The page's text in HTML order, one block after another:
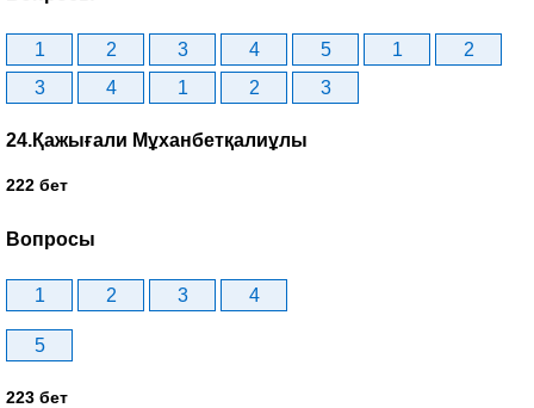
1 2 3 4 5 1
2
3
4 1 2 3
24.Қажығали Мұханбетқалиұлы
222 бет
Вопросы
1 2 3 4
5
223 бет